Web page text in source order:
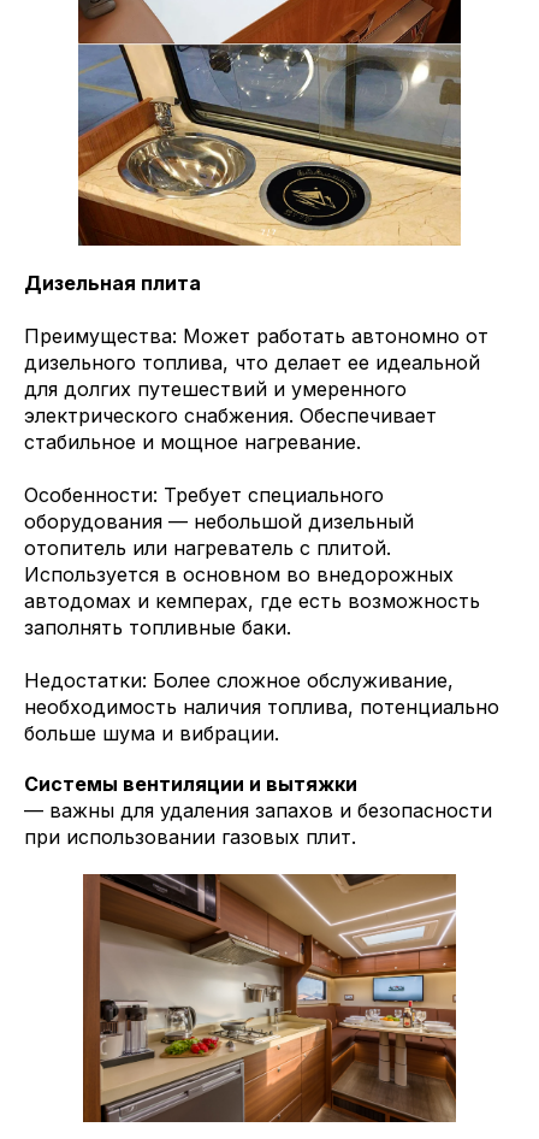
Дизельная плита
Преимущества: Может работать автономно от
дизельного топлива, что делает ее идеальной
для долгих путешествий и умеренного
электрического снабжения. Обеспечивает
стабильное и мощное нагревание.
Особенности: Требует специального
оборудования — небольшой дизельный
отопитель или нагреватель с плитой.
Используется в основном во внедорожных
автодомах и кемперах, где есть возможность
заполнять топливные баки.
Недостатки: Более сложное обслуживание,
необходимость наличия топлива, потенциально
больше шума и вибрации.
Системы вентиляции и вытяжки
— важны для удаления запахов и безопасности
при использовании газовых плит.